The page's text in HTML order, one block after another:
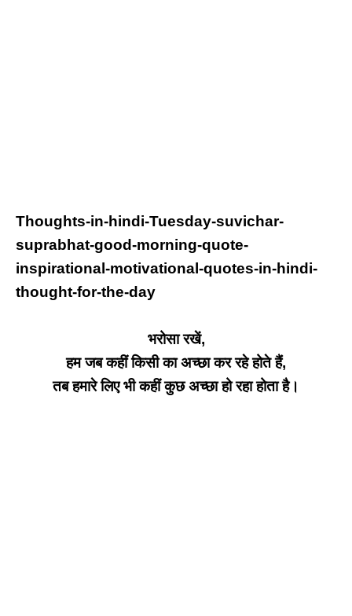
Thoughts-in-hindi-Tuesday-suvichar-
suprabhat-good-morning-quote-
inspirational-motivational-quotes-in-hindi-
thought-for-the-day
भरोसा रखें,
हम जब कहीं किसी का अच्छा कर रहे होते हैं,
तब हमारे लिए भी कहीं कुछ अच्छा हो रहा होता है।